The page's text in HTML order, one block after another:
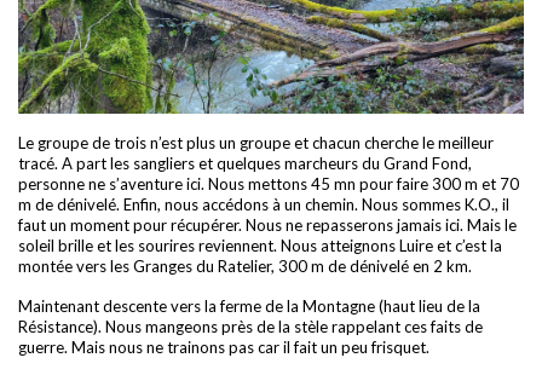
Le groupe de trois n’est plus un groupe et chacun cherche le meilleur
tracé. A part les sangliers et quelques marcheurs du Grand Fond,
personne ne s’aventure ici. Nous mettons 45 mn pour faire 300 m et 70
m de dénivelé. Enfin, nous accédons à un chemin. Nous sommes K.O., il
faut un moment pour récupérer. Nous ne repasserons jamais ici. Mais le
soleil brille et les sourires reviennent. Nous atteignons Luire et c’est la
montée vers les Granges du Ratelier, 300 m de dénivelé en 2 km.
Maintenant descente vers la ferme de la Montagne (haut lieu de la
Résistance). Nous mangeons près de la stèle rappelant ces faits de
guerre. Mais nous ne trainons pas car il fait un peu frisquet.